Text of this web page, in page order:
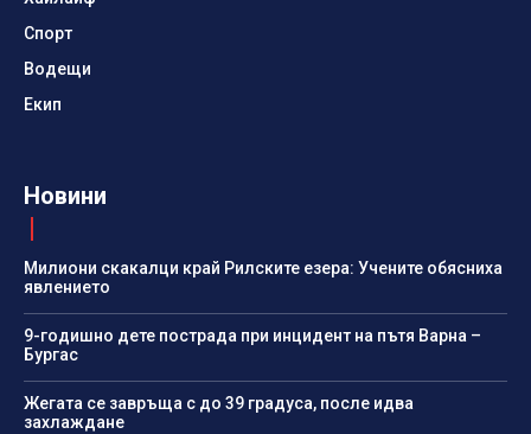
Спорт
Водещи
Екип
Новини
Милиони скакалци край Рилските езера: Учените обясниха
явлението
9-годишно дете пострада при инцидент на пътя Варна –
Бургас
Жегата се завръща с до 39 градуса, после идва
захлаждане